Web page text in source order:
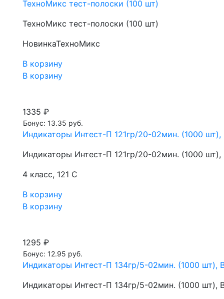
ТехноМикс тест-полоски (100 шт)
ТехноМикс тест-полоски (100 шт)
НовинкаТехноМикс
В корзину
В корзину
1335 ₽
Бонус: 13.35 руб.
Индикаторы Интест-П 121гр/20-02мин. (1000 шт),
Индикаторы Интест-П 121гр/20-02мин. (1000 шт),
4 класс, 121 С
В корзину
В корзину
1295 ₽
Бонус: 12.95 руб.
Индикаторы Интест-П 134гр/5-02мин. (1000 шт),
Индикаторы Интест-П 134гр/5-02мин. (1000 шт),